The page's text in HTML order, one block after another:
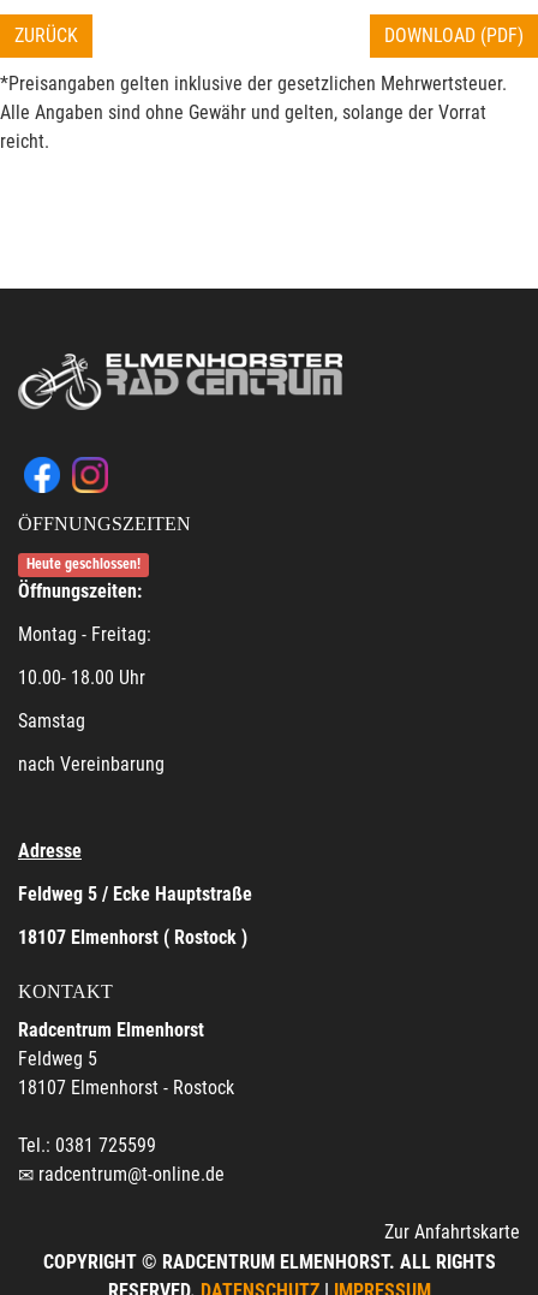
ZURÜCK DOWNLOAD (PDF)
*Preisangaben gelten inklusive der gesetzlichen Mehrwertsteuer.
Alle Angaben sind ohne Gewähr und gelten, solange der Vorrat
reicht.
ÖFFNUNGSZEITEN
Heute geschlossen!
Öffnungszeiten:
Montag - Freitag:
10.00- 18.00 Uhr
Samstag
nach Vereinbarung
Adresse
Feldweg 5 / Ecke Hauptstraße
18107 Elmenhorst ( Rostock )
KONTAKT
Radcentrum Elmenhorst
Feldweg 5
18107 Elmenhorst - Rostock
Tel.: 0381 725599
radcentrum@t-online.de
Zur Anfahrtskarte
COPYRIGHT © RADCENTRUM ELMENHORST. ALL RIGHTS